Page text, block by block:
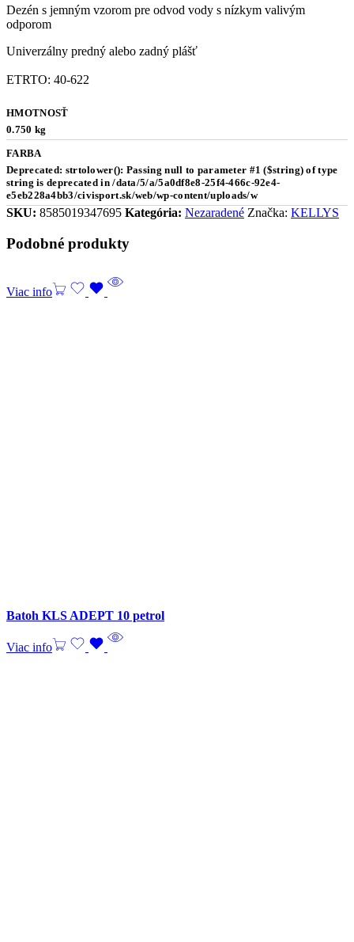
Dezén s jemným vzorom pre odvod vody s nízkym valivým
odporom
Univerzálny predný alebo zadný plášť
ETRTO: 40-622
HMOTNOSŤ
0.750 kg
FARBA
Deprecated: strtolower(): Passing null to parameter #1 ($string) of type
string is deprecated in /data/5/a/5a0df8e8-25f4-466c-92e4-
e5eb228a4bb3/civisport.sk/web/wp-content/uploads/w
SKU: 8585019347695 Kategória: Nezaradené Značka: KELLYS
Podobné produkty
Viac info
Batoh KLS ADEPT 10 petrol
Viac info